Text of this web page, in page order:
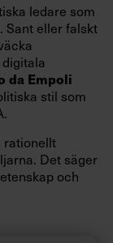
ledare som
Sant eller falskt
da Empoli
stil som
rationellt
Det säger
och